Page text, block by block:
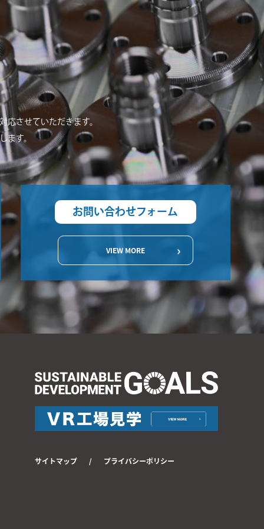
応させていただきます。
ます。
お問い合わせフォーム
VIEW MORE
サイトマップ / プライバシーポリシー